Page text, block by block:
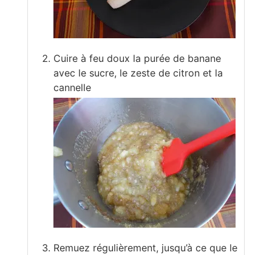
Cuire à feu doux la purée de banane
avec le sucre, le zeste de citron et la
cannelle
Remuez régulièrement, jusqu’à ce que le